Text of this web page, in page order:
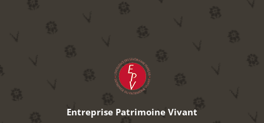
Entreprise Patrimoine Vivant